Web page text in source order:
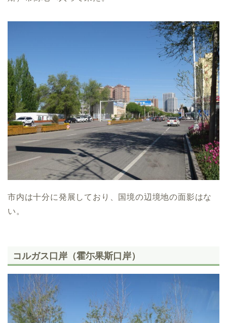
市内は十分に発展しており、国境の辺境地の面影はな
い。
コルガス口岸（霍尓果斯口岸）